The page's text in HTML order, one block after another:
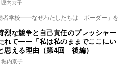
堀内京子
者学校——なぜわたしたちは「ボーダー」を
烈な競争と自己責任のプレッシャー
れて――「私は私のままでここにい
思える理由（第4回 後編）
堀内京子